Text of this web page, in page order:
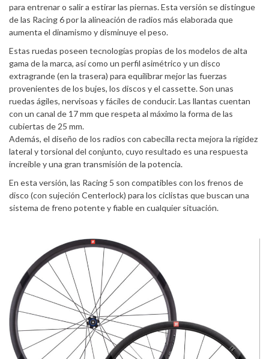
para entrenar o salir a estirar las piernas. Esta versión se distingue
de las Racing 6 por la alineación de radios más elaborada que
aumenta el dinamismo y disminuye el peso.
Estas ruedas poseen tecnologías propias de los modelos de alta
gama de la marca, así como un perfil asimétrico y un disco
extragrande (en la trasera) para equilibrar mejor las fuerzas
provenientes de los bujes, los discos y el cassette. Son unas
ruedas ágiles, nervisoas y fáciles de conducir. Las llantas cuentan
con un canal de 17 mm que respeta al máximo la forma de las
cubiertas de 25 mm.
Además, el diseño de los radios con cabecilla recta mejora la rigidez
lateral y torsional del conjunto, cuyo resultado es una respuesta
increíble y una gran transmisión de la potencia.
En esta versión, las Racing 5 son compatibles con los frenos de
disco (con sujeción Centerlock) para los ciclistas que buscan una
sistema de freno potente y fiable en cualquier situación.